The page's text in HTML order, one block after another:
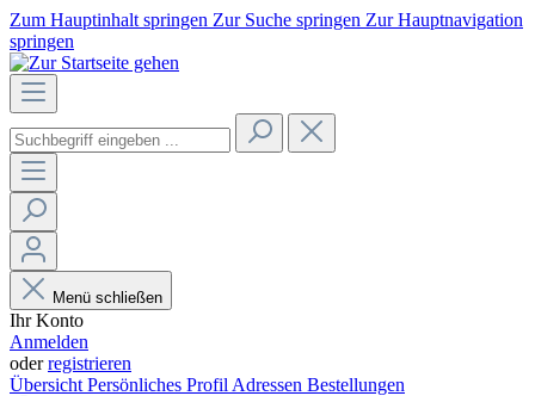
Zum Hauptinhalt springen Zur Suche springen Zur Hauptnavigation
springen
Menü schließen
Ihr Konto
Anmelden
oderregistrieren
Übersicht Persönliches Profil Adressen Bestellungen